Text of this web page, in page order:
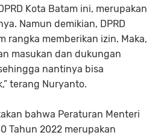
Kota Batam ini, merupakan
Namun demikian, DPRD
rangka memberikan izin. Maka,
masukan dan dukungan
nantinya bisa
terang Nuryanto.
bahwa Peraturan Menteri
Tahun 2022 merupakan